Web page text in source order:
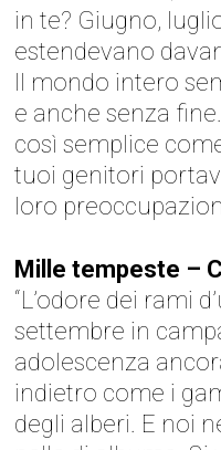
in te? Giugno,
estendevano
Il mondo intero
e anche senza
così semplice
tuoi genitori
loro
Mille tempeste –
“L’odore dei rami
settembre in
adolescenza
indietro come i
degli alberi. E noi